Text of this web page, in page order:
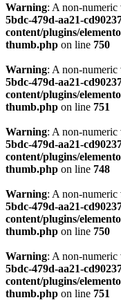
Warning: A non-numeric
5bdc-479d-aa21-
content/plugins/
thumb.php on line 750
Warning: A non-numeric
5bdc-479d-aa21-
content/plugins/
thumb.php on line 751
Warning: A non-numeric
5bdc-479d-aa21-
content/plugins/
thumb.php on line 748
Warning: A non-numeric
5bdc-479d-aa21-
content/plugins/
thumb.php on line 750
Warning: A non-numeric
5bdc-479d-aa21-
content/plugins/
thumb.php on line 751